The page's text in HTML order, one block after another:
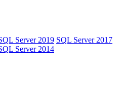
Server 2019 SQL Server 2017
Server 2014